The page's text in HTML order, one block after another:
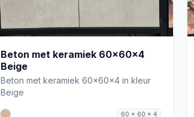
Beton met keramiek 60x60x4
Beige
Beton met keramiek 60x60x4 in kleur
Beige
60 x 60 x 4